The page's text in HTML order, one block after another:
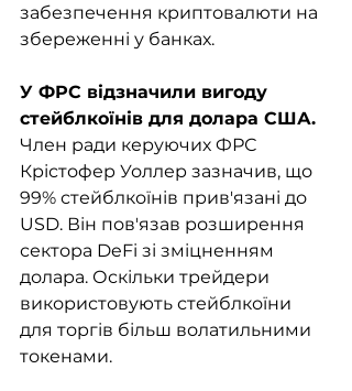
забезпечення криптовалюти на
збереженні у банках.
У ФРС відзначили вигоду
стейблкоїнів для долара США.
Член ради керуючих ФРС
Крістофер Уоллер зазначив, що
99% стейблкоїнів прив'язані до
USD. Він пов'язав розширення
сектора DeFi зі зміцненням
долара. Оскільки трейдери
використовують стейблкоїни
для торгів більш волатильними
токенами.